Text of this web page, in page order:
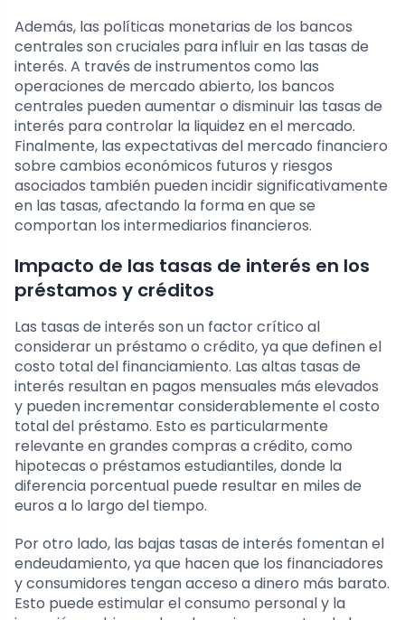
Además, las políticas monetarias de los bancos
centrales son cruciales para influir en las tasas de
interés. A través de instrumentos como las
operaciones de mercado abierto, los bancos
centrales pueden aumentar o disminuir las tasas de
interés para controlar la liquidez en el mercado.
Finalmente, las expectativas del mercado financiero
sobre cambios económicos futuros y riesgos
asociados también pueden incidir significativamente
en las tasas, afectando la forma en que se
comportan los intermediarios financieros.
Impacto de las tasas de interés en los
préstamos y créditos
Las tasas de interés son un factor crítico al
considerar un préstamo o crédito, ya que definen el
costo total del financiamiento. Las altas tasas de
interés resultan en pagos mensuales más elevados
y pueden incrementar considerablemente el costo
total del préstamo. Esto es particularmente
relevante en grandes compras a crédito, como
hipotecas o préstamos estudiantiles, donde la
diferencia porcentual puede resultar en miles de
euros a lo largo del tiempo.
Por otro lado, las bajas tasas de interés fomentan el
endeudamiento, ya que hacen que los financiadores
y consumidores tengan acceso a dinero más barato.
Esto puede estimular el consumo personal y la